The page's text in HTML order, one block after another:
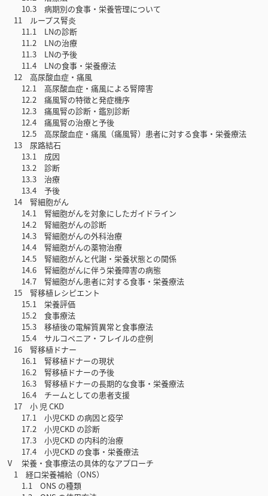
10.3 病期別の食事・栄養管理について
11 ループス腎炎
11.1 LNの診断
11.2 LNの治療
11.3 LNの予後
11.4 LNの食事・栄養療法
12 高尿酸血症・痛風
12.1 高尿酸血症・痛風による腎障害
12.2 痛風腎の特徴と発症機序
12.3 痛風腎の診断・鑑別診断
12.4 痛風腎の治療と予後
12.5 高尿酸血症・痛風（痛風腎）患者に対する食事・栄養療法
13 尿路結石
13.1 成因
13.2 診断
13.3 治療
13.4 予後
14 腎細胞がん
14.1 腎細胞がんを対象にしたガイドライン
14.2 腎細胞がんの診断
14.3 腎細胞がんの外科治療
14.4 腎細胞がんの薬物治療
14.5 腎細胞がんと代謝・栄養状態との関係
14.6 腎細胞がんに伴う栄養障害の病態
14.7 腎細胞がん患者に対する食事・栄養療法
15 腎移植レシピエント
15.1 栄養評価
15.2 食事療法
15.3 移植後の電解質異常と食事療法
15.4 サルコペニア・フレイルの症例
16 腎移植ドナー
16.1 腎移植ドナーの現状
16.2 腎移植ドナーの予後
16.3 腎移植ドナーの長期的な食事・栄養療法
16.4 チームとしての患者支援
17 小 児 CKD
17.1 小児CKD の病因と疫学
17.2 小児CKD の診断
17.3 小児CKD の内科的治療
17.4 小児CKD の食事・栄養療法
Ⅴ 栄養・食事療法の具体的なアプローチ
1 経口栄養補給（ONS）
1.1 ONS の種類